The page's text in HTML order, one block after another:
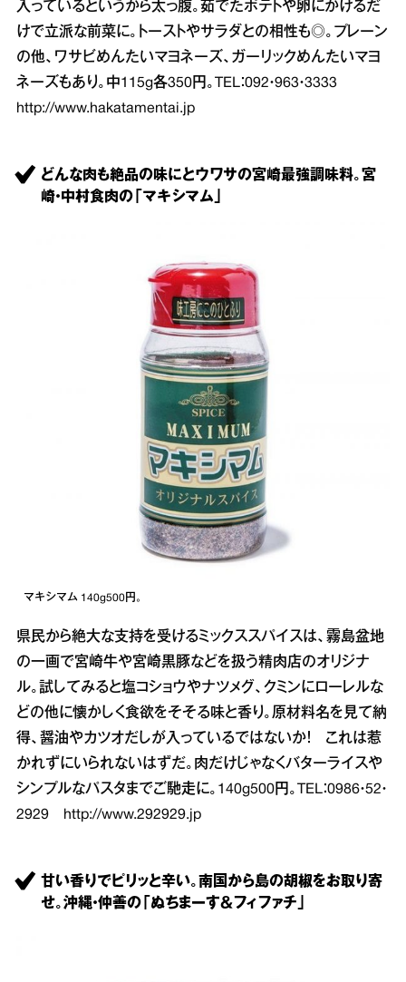
入っているというから太っ腹。茹でたポテトや卵にかけるだ
けで立派な前菜に。トーストやサラダとの相性も◎。プレーン
の他、ワサビめんたいマヨネーズ、ガーリックめんたいマヨ
ネーズもあり。中115g各350円。TEL：092・963・3333
http://www.hakatamentai.jp
どんな肉も絶品の味にとウワサの宮崎最強調味料。宮
崎・中村食肉の「マキシマム」
マキシマム 140g500円。
県民から絶大な支持を受けるミックススパイスは、霧島盆地
の一画で宮崎牛や宮崎黒豚などを扱う精肉店のオリジナ
ル。試してみると塩コショウやナツメグ、クミンにローレルな
どの他に懐かしく食欲をそそる味と香り。原材料名を見て納
得、醤油やカツオだしが入っているではないか！ これは惹
かれずにいられないはずだ。肉だけじゃなくバターライスや
シンプルなパスタまでご馳走に。140g500円。TEL：0986・52・
2929 http://www.292929.jp
甘い香りでピリッと辛い。南国から島の胡椒をお取り寄
せ。沖縄・仲善の「ぬちまーす＆フィファチ」